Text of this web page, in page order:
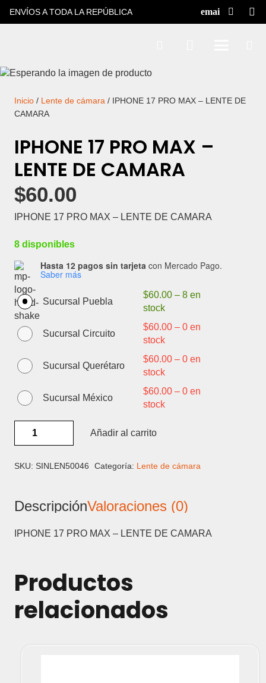
ENVÍOS A TODA LA REPÚBLICA
Inicio / Lente de cámara / IPHONE 17 PRO MAX – LENTE DE
CAMARA
IPHONE 17 PRO MAX –
LENTE DE CAMARA
$60.00
IPHONE 17 PRO MAX – LENTE DE CAMARA
8 disponibles
Hasta 12 pagos sin tarjeta con Mercado Pago.
Saber más
Sucursal Puebla
$60.00 –8 en
stock
Sucursal Circuito
$60.00 –0 en
stock
Sucursal Querétaro
$60.00 –0 en
stock
Sucursal México
$60.00 –0 en
stock
MAX
DE
cantidad
Añadir al carrito
SKU: SINLEN50046 Categoría: Lente de cámara
DescripciónValoraciones (0)
IPHONE 17 PRO MAX – LENTE DE CAMARA
Productos
relacionados